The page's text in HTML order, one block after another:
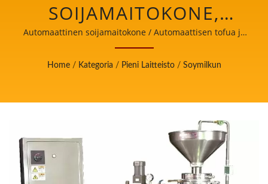
SOIJAMAITOKONE,
PIENI LAITE,
SOIJARUOKALAITE,
TOFUKONE,
SOIJAMAITOLAITTEET,
AUTOMAATTINEN
Automaattinen soijamaitokone / Automaattisen tofua ja
soijamaitoa valmistavan koneen johtaja, jonka
ensisijainen tavoite on elintarviketurvallisuus.
Home / Kategoria / Pieni Laitteisto / Soymilkun